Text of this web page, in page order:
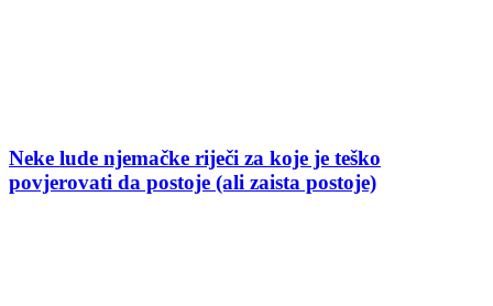
Neke lude njemačke riječi za koje je teško
povjerovati da postoje (ali zaista postoje)